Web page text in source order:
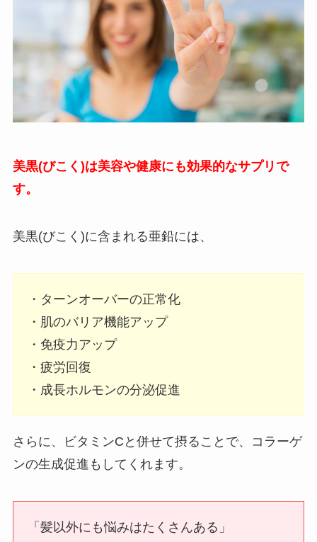
美黒(びこく)は美容や健康にも効果的なサプリで
す。
美黒(びこく)に含まれる亜鉛には、
・ターンオーバーの正常化
・肌のバリア機能アップ
・免疫力アップ
・疲労回復
・成長ホルモンの分泌促進
さらに、ビタミンCと併せて摂ることで、コラーゲ
ンの生成促進もしてくれます。
「髪以外にも悩みはたくさんある」